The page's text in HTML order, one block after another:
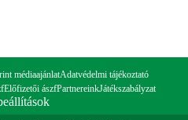
médiaajánlatAdatvédelmi tájékoztató
Előfizetői ászfPartnereinkJátékszabályzat